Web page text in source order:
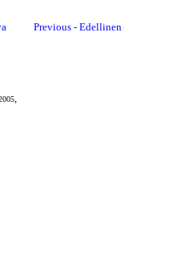
Previous - Edellinen
,